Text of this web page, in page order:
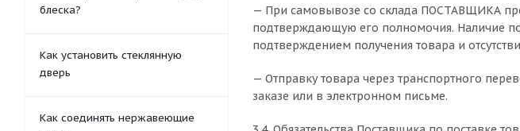
— При самовывозе со склада ПОСТАВЩИКА
подтверждающую его полномочия. Наличие
подтверждением получения товара и
— Отправку товара через транспортного
заказе или в электронном письме.
блеска?
Как установить стеклянную
дверь
Как соединять нержавеющие